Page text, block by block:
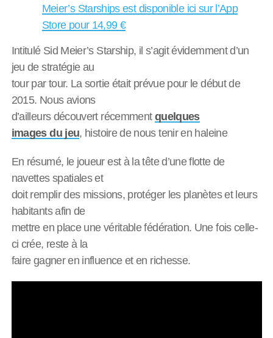
Meier’s Starships est disponible ici sur l’App
Store pour 14,99 €
Intitulé Sid Meier’s Starship, il s’agit évidemment d’un
jeu de stratégie au
tour par tour. La sortie était prévue pour le début de
2015. Nous avions
d’ailleurs découvert récemment quelques
images du jeu, histoire de nous tenir en haleine
En résumé, le joueur est à la tête d’une flotte de
navettes spatiales et
doit remplir des missions, protéger les planètes et leurs
habitants afin de
mettre en place une véritable fédération. Une fois celle-
ci crée, reste à la
faire gagner en influence et en richesse.